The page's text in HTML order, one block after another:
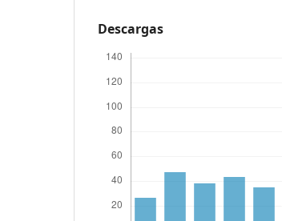
Descargas